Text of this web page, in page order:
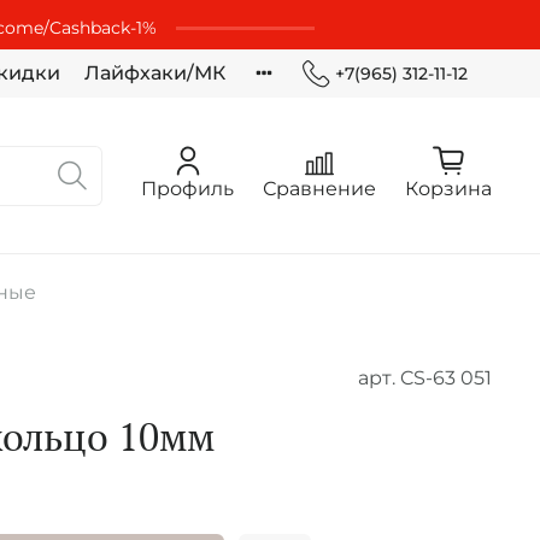
Cashbaсk-1%
Лайфхаки/МК +7(965) 312-11-12
Профиль Сравнение Корзина
арт. CS-63 051
10мм